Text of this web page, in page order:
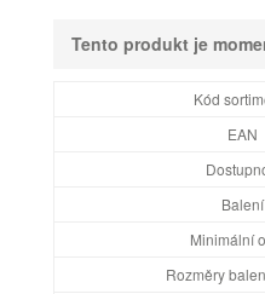
Tento produkt je
Kód
EAN
Balení
Minimální
Rozměry